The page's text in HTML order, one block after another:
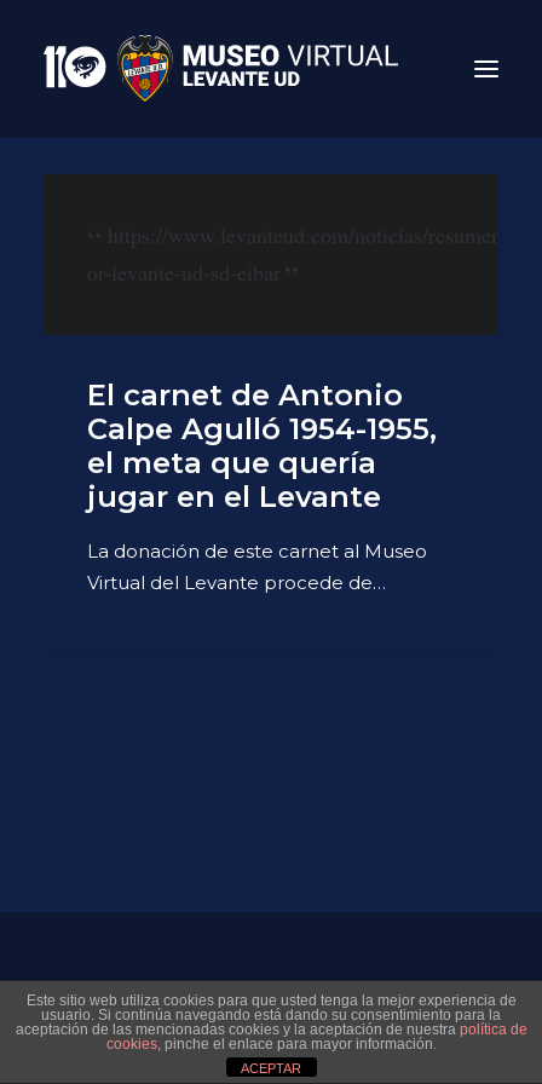
Search
El carnet de Antonio
Calpe Agulló 1954-1955,
el meta que quería
jugar en el Levante
La donación de este carnet al Museo
Virtual del Levante procede de…
© 2026 Museo Virtual Levante UD. All rights reserved
Este sitio web utiliza cookies para que usted tenga la mejor experiencia de
usuario. Si continúa navegando está dando su consentimiento para la
aceptación de las mencionadas cookies y la aceptación de nuestra política de
cookies, pinche el enlace para mayor información.
ACEPTAR